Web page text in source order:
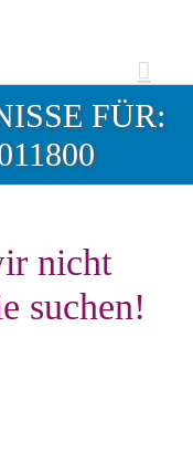
FÜR:
nicht
suchen!